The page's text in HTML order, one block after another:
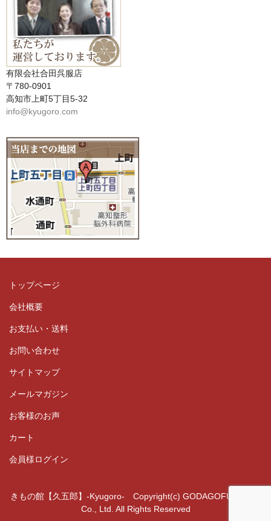
有限会社合田呉服店
〒780-0901
高知市上町5丁目5-32
info@kyugoro.com
トップページ
会社概要
お支払い・送料
お問い合わせ
サイトマップ
メールマガジン
お客様のお声
カート
会員様ログイン
きもの館【久五郎】-Kyugoro- Copyright(c) GODAGOFUKUTEN
Co., Ltd. All Rights Reserved